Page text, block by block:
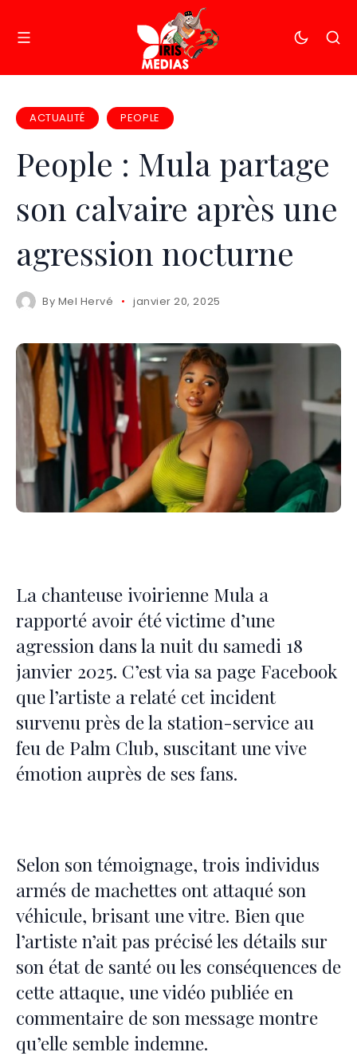
ACTUALITÉ PEOPLE
People : Mula partage
son calvaire après une
agression nocturne
By Mel Hervé janvier 20, 2025
La chanteuse ivoirienne Mula a
rapporté avoir été victime d’une
agression dans la nuit du samedi 18
janvier 2025. C’est via sa page Facebook
que l’artiste a relaté cet incident
survenu près de la station-service au
feu de Palm Club, suscitant une vive
émotion auprès de ses fans.
Selon son témoignage, trois individus
armés de machettes ont attaqué son
véhicule, brisant une vitre. Bien que
l’artiste n’ait pas précisé les détails sur
son état de santé ou les conséquences de
cette attaque, une vidéo publiée en
commentaire de son message montre
qu’elle semble indemne.